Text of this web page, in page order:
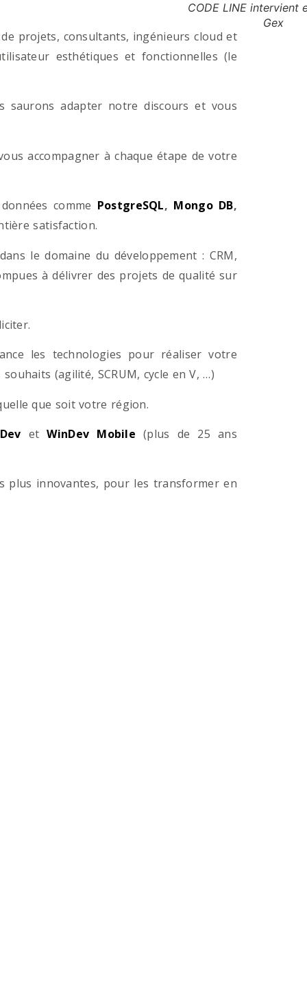
projets, consultants, ingénieurs cloud et
esthétiques et fonctionnelles (le
saurons adapter notre discours et vous
accompagner à chaque étape de votre
comme PostgreSQL, Mongo DB,
satisfaction.
le domaine du développement : CRM,
à délivrer des projets de qualité sur
les technologies pour réaliser votre
(agilité, SCRUM, cycle en V, …)
que soit votre région.
et WinDev Mobile (plus de 25 ans
plus innovantes, pour les transformer en
CODE LINE intervient
Gex